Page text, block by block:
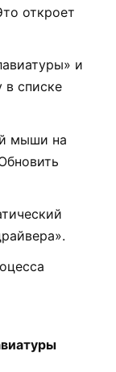
откроет
и
в списке
мыши на